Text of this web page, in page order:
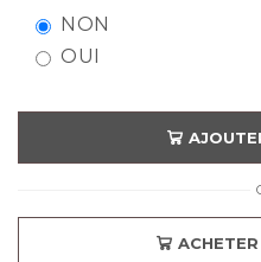
NON
OUI